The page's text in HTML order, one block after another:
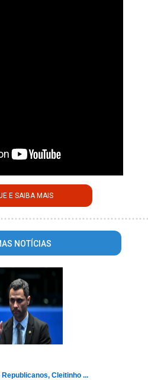
E SAIBA MAIS
NOTÍCIAS
Cleitinho ...